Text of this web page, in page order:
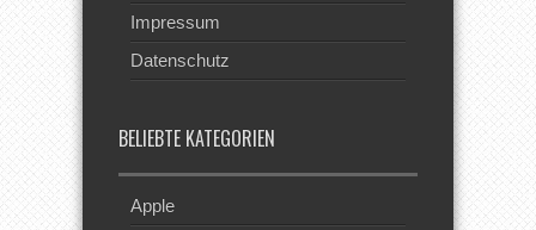
Impressum
Datenschutz
BELIEBTE KATEGORIEN
Apple